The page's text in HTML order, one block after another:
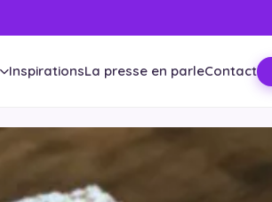
InspirationsLa presse en parleContact